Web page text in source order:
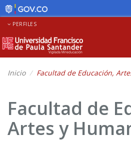
PERFILES
Inicio Facultad de Educación,
Facultad de
Artes y